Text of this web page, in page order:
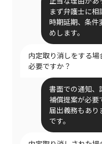
まず弁護士に
時期延期、条件
めします。
内定取り消しをする
必要ですか？
書面での通知、
補償提案が必要
届出義務もあり
です。